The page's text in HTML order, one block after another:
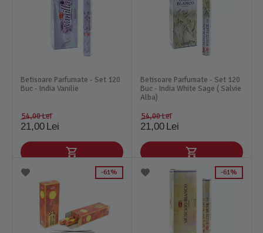
Betisoare Parfumate - Set 120
Buc - India Vanilie
54,00Lei
21,00 Lei
Betisoare Parfumate - Set 120
Buc - India White Sage ( Salvie
Alba)
54,00Lei
21,00 Lei
61% 61%